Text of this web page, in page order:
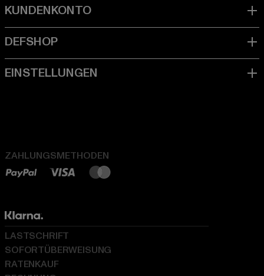
ZAHLUNGSMETHODEN
LASTSCHRIFT
SOFORTÜBERWEISUNG
RATENKAUF